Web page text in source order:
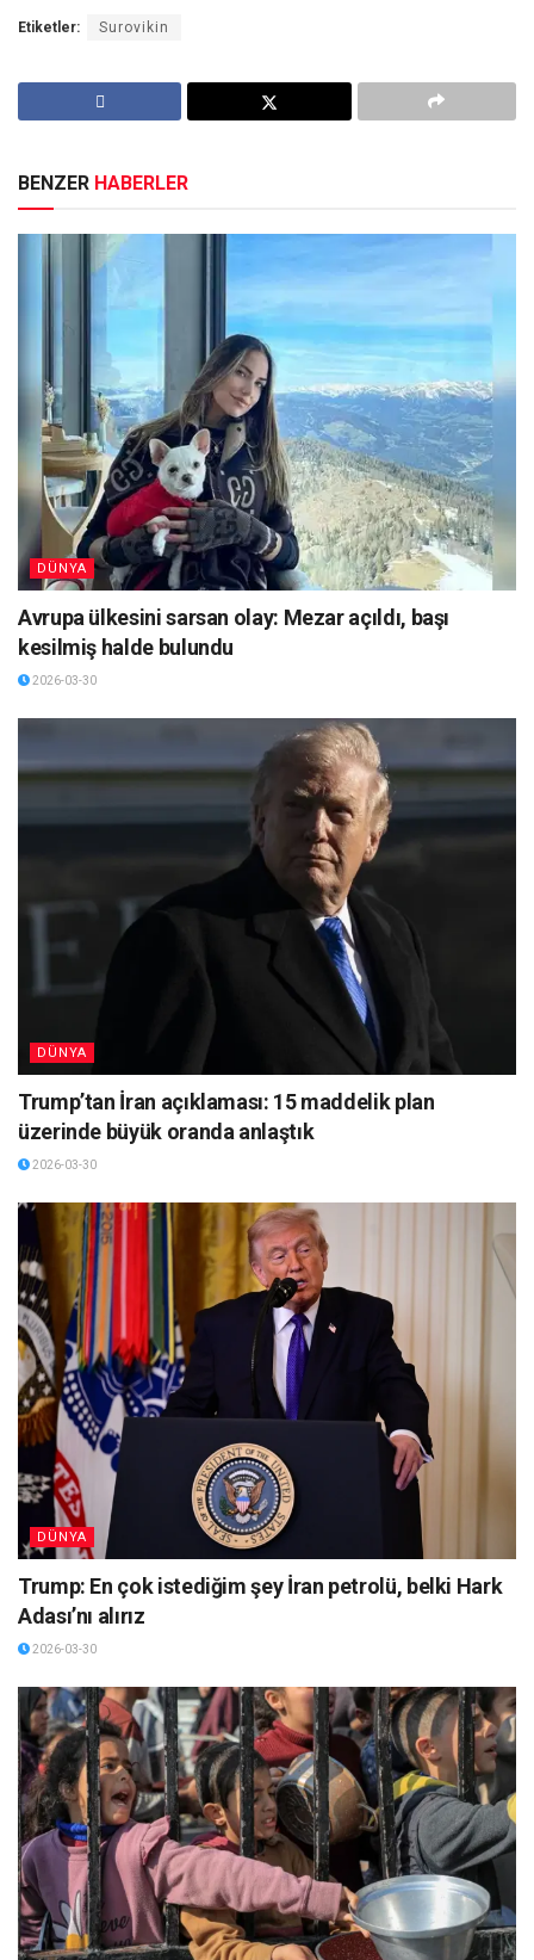
Etiketler: Surovikin
BENZER HABERLER
DÜNYA
Avrupa ülkesini sarsan olay: Mezar açıldı, başı
kesilmiş halde bulundu
2026-03-30
DÜNYA
Trump’tan İran açıklaması: 15 maddelik plan
üzerinde büyük oranda anlaştık
2026-03-30
DÜNYA
Trump: En çok istediğim şey İran petrolü, belki Hark
Adası’nı alırız
2026-03-30